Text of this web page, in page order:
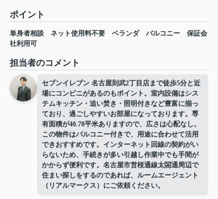
ポイント
単身者相談 ネット使用料不要 ベランダ バルコニー
保証会
社利用可
担当者のコメント
セブンイレブン 名古屋則武2丁目店まで徒歩5分と近
場にコンビニがあるのもポイント。室内設備はシス
テムキッチン・追い焚き・照明付きなど豊富に揃っ
ており、過ごしやすいお部屋になっております。専
有面積が40.78平米ありますので、広さは心配なし。
この物件はバルコニー付きで、用途に合わせて活用
できおすすめです。インターネット回線の契約がい
らないため、手続きが多い引越し作業中でも手間が
かからず便利です。名古屋市営桜通線太閤通周辺で
住まい探しをするのであれば、ルームエージェント
（リアルマークス）にご依頼ください。